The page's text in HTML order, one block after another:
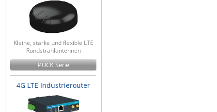
Kleine, starke und flexible LTE
Rundstrahlantennen
PUCK Serie
4G LTE Industrierouter